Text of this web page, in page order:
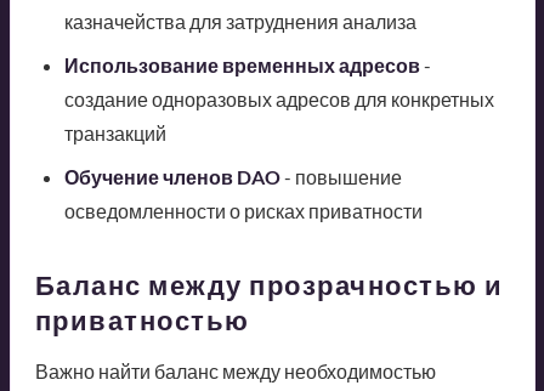
казначейства для затруднения анализа
Использование временных адресов-
создание одноразовых адресов для конкретных
транзакций
Обучение членов DAO- повышение
осведомленности о рисках приватности
Баланс между прозрачностью и
приватностью
Важно найти баланс между необходимостью